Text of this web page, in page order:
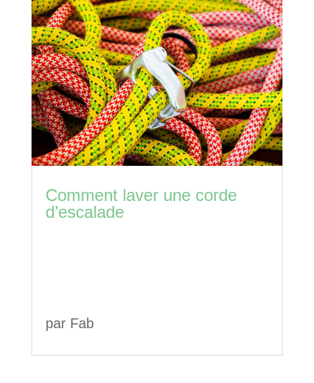
Comment laver une corde
d’escalade
par Fab